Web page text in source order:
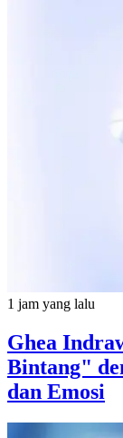
1 jam yang lalu
Ghea
Bintang"
dan Emosi